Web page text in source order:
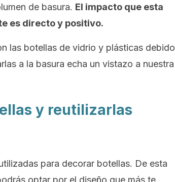
de basura. El impacto que esta
es directo y positivo.
las botellas de vidrio y plásticas debido
a la basura echa un vistazo a nuestra
y reutilizarlas
para decorar botellas. De esta
optar por el diseño que más te